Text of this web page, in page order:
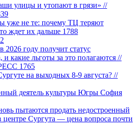
улицы и утопают в грязи» //
уже не те: почему ТЦ теряют
ждет их дальше 1788
2026 году получит статус
и какие льготы за это полагаются //
1765
на выходных 8-9 августа? //
деятель культуры Югры София
пытаются продать недостроенный
центре Сургута — цена вопроса почти